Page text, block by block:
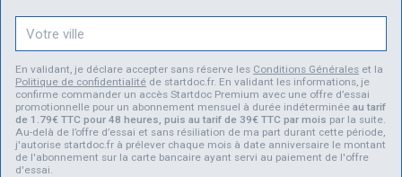
En validant, je déclare accepter sans réserve les Conditions Générales et la
Politique de confidentialité de startdoc.fr. En validant les informations, je
confirme commander un accès Startdoc Premium avec une offre d’essai
promotionnelle pour un abonnement mensuel à durée indéterminéeau tarif
de 1.79€ TTC pour 48 heures, puis au tarif de 39€ TTC par mois par la suite.
Au-delà de l’offre d’essai et sans résiliation de ma part durant cette période,
j'autorise startdoc.fr à prélever chaque mois à date anniversaire le montant
de l'abonnement sur la carte bancaire ayant servi au paiement de l'offre
d'essai.